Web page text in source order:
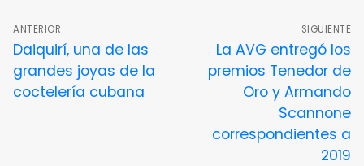
ANTERIOR
Daiquirí, una de las
grandes joyas de la
coctelería cubana
SIGUIENTE
La AVG entregó los
premios Tenedor de
Oro y Armando
Scannone
correspondientes a
2019